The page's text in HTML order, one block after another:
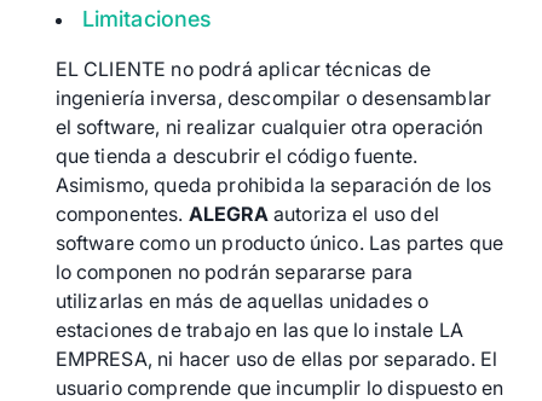
Limitaciones
EL CLIENTE no podrá aplicar técnicas de
ingeniería inversa, descompilar o desensamblar
el software, ni realizar cualquier otra operación
que tienda a descubrir el código fuente.
Asimismo, queda prohibida la separación de los
componentes. ALEGRAautoriza el uso del
software como un producto único. Las partes que
lo componen no podrán separarse para
utilizarlas en más de aquellas unidades o
estaciones de trabajo en las que lo instale LA
EMPRESA, ni hacer uso de ellas por separado. El
usuario comprende que incumplir lo dispuesto en